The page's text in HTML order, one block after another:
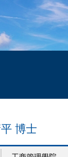
博士